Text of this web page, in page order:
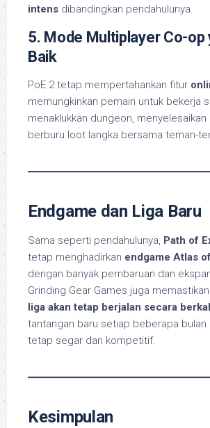
intens dibandingkan pendahulunya.
5. Mode Multiplayer Co-op
Baik
PoE 2 tetap mempertahankan fitur
memungkinkan pemain untuk bekerja
menaklukkan dungeon, menyelesaikan
berburu loot langka bersama teman-
Endgame dan Liga Baru
Sama seperti pendahulunya, Path of
tetap menghadirkan endgame Atlas
dengan banyak pembaruan dan
Grinding Gear Games juga
liga akan tetap berjalan secara
tantangan baru setiap beberapa bulan
tetap segar dan kompetitif.
Kesimpulan